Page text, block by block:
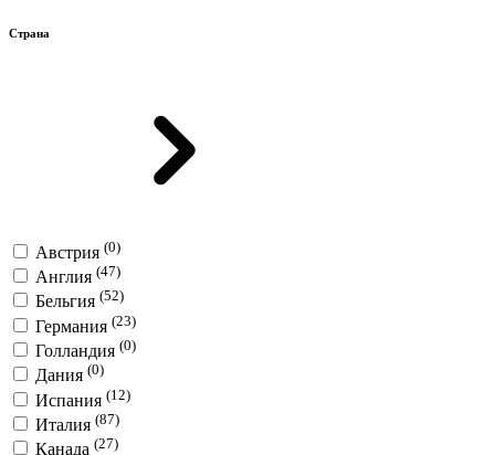
Страна
Австрия (0)
Англия (47)
Бельгия (52)
Германия (23)
Голландия (0)
Дания (0)
Испания (12)
Италия (87)
Канада (27)